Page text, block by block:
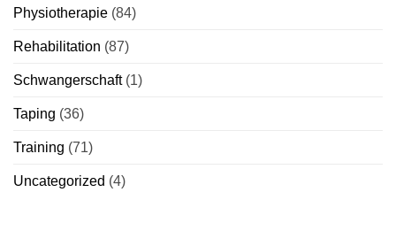
Physiotherapie (84)
Rehabilitation (87)
Schwangerschaft(1)
Taping (36)
Training (71)
Uncategorized (4)